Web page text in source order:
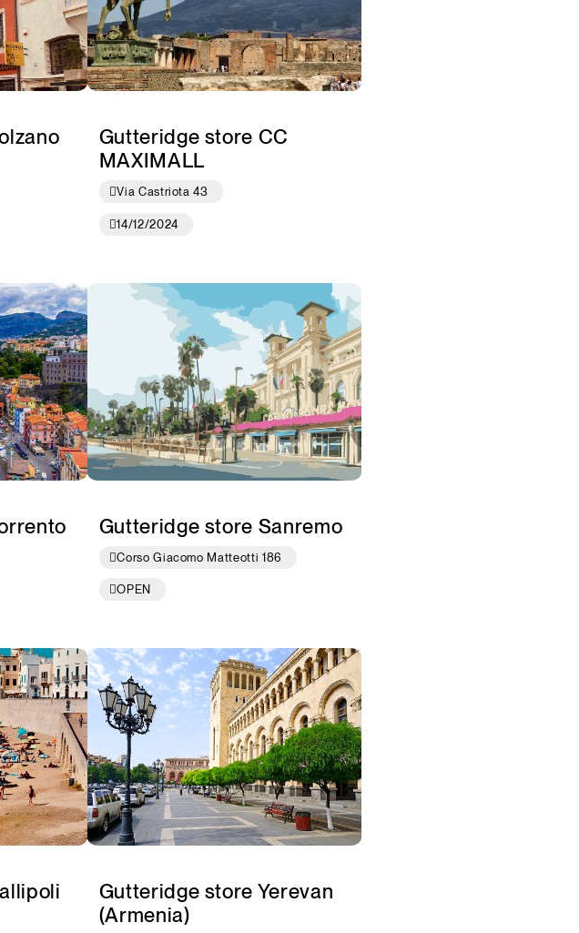
Gutteridge store CC
MAXIMALL
Via Castriota 43
14/12/2024
Gutteridge store Sanremo
Corso Giacomo Matteotti 186
OPEN
Gutteridge store Yerevan
(Armenia)